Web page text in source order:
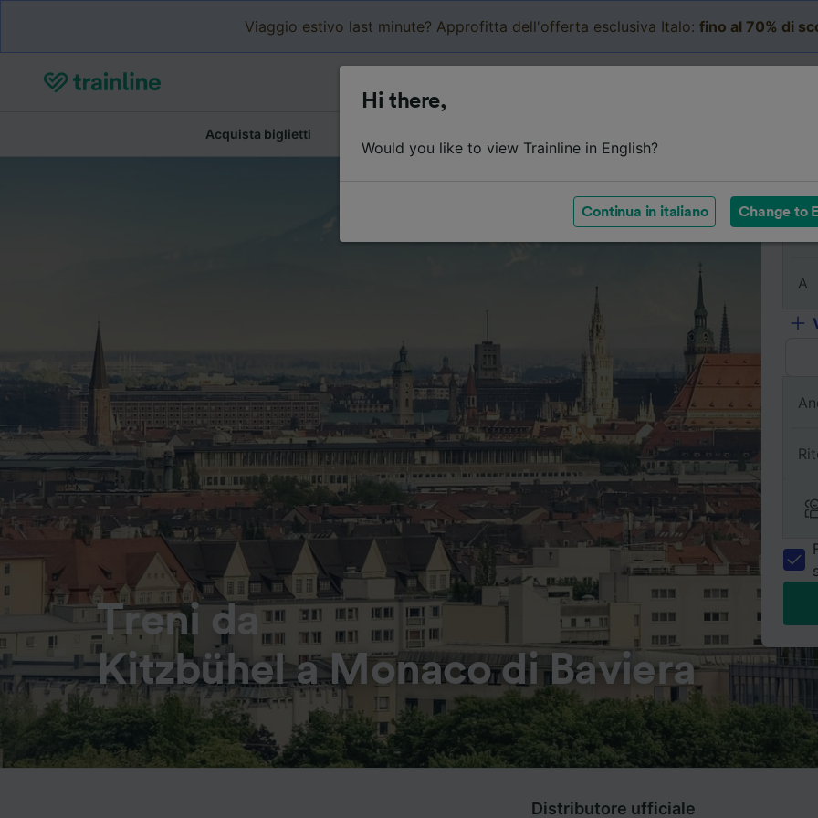
Viaggio estivo last minute? Approfitta dell'offerta esclusiva Italo: fino al 70% di
Acquista biglietti
Treni da
Kitzbühel a Monaco di Baviera
Da
A
Distributore ufficiale
Hi there,
Would you like to view Trainline in English?
Continua in italiano Change to